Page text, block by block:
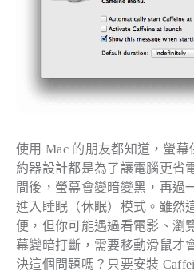
使用 Mac 的朋友都知道，螢幕
約器設計都是為了讓電腦更省
間後，螢幕會變暗變黑，再過
進入睡眠（休眠）模式。雖然
便，但你可能遇過看電影、瀏
幕變暗打斷，需要移動滑鼠才
決這個問題嗎？只要安裝